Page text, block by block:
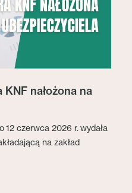
nałożona na
12 czerwca 2026 r. wydała
na zakład